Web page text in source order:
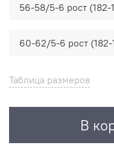
Таблица размеров
В
56-58/5-6 рост (182-
60-62/5-6 рост (182-